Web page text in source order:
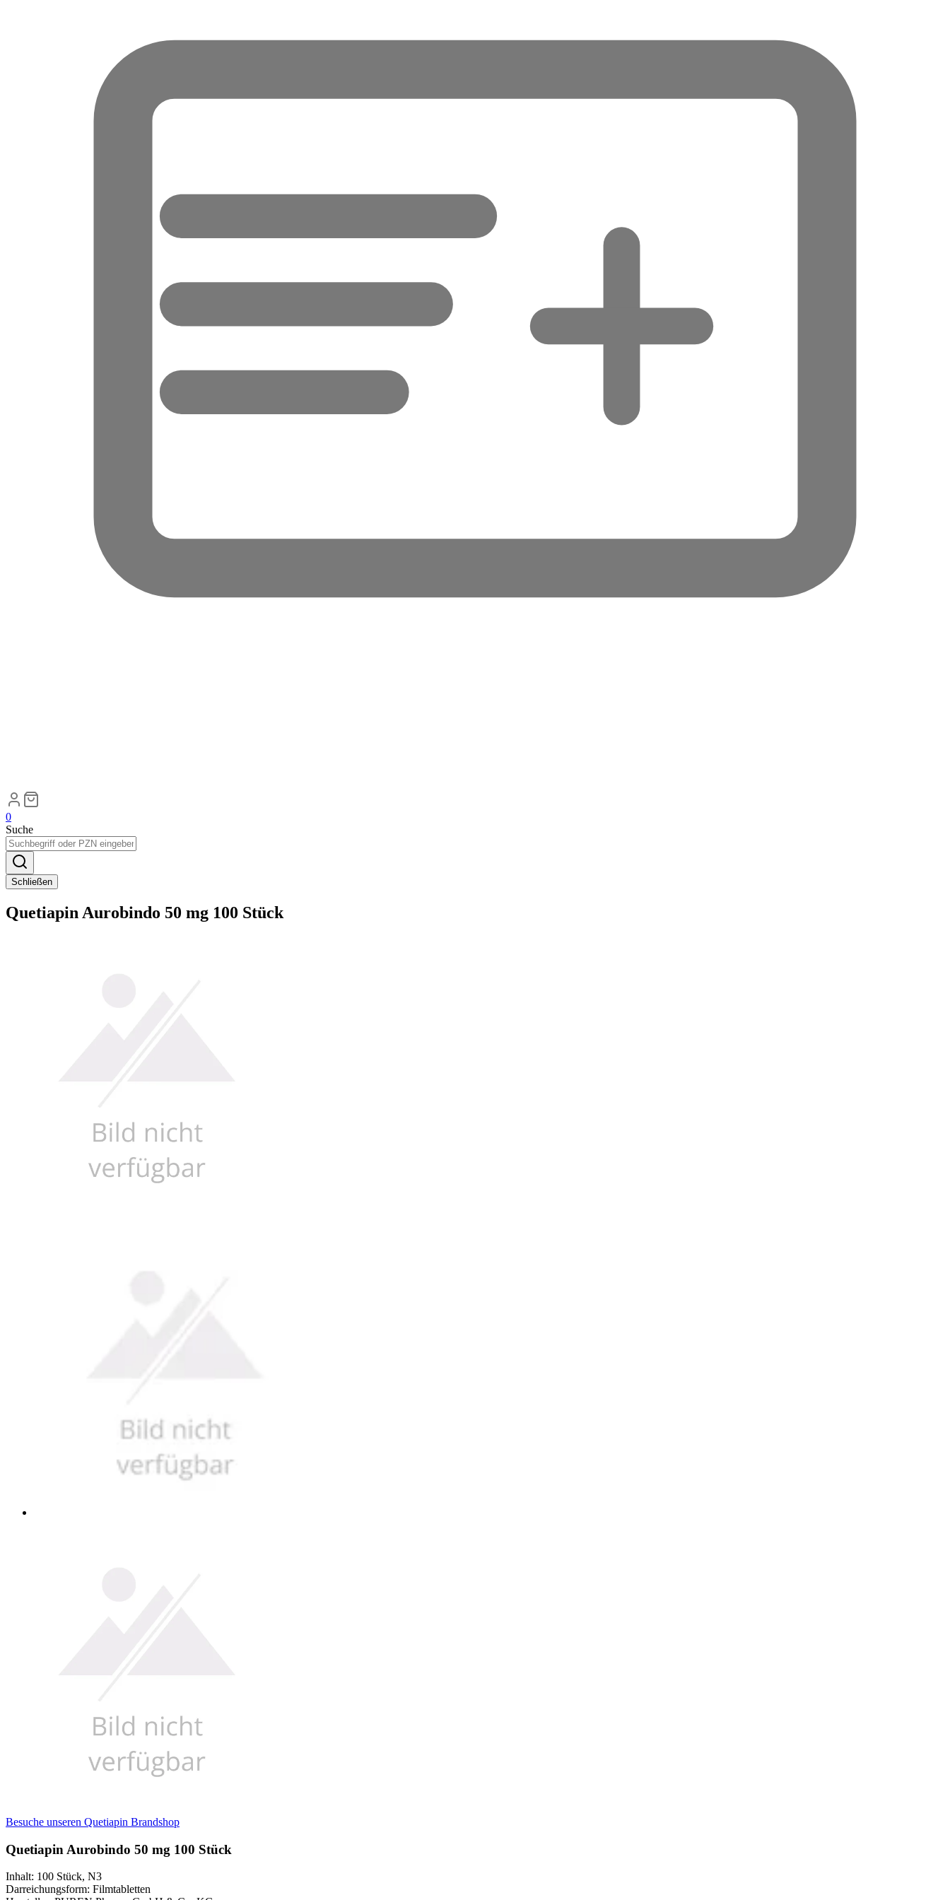
0
Suche
Schließen
Quetiapin Aurobindo 50 mg 100 Stück
Besuche unseren Quetiapin Brandshop
Quetiapin Aurobindo 50 mg 100 Stück
Inhalt: 100 Stück, N3
Darreichungsform: Filmtabletten